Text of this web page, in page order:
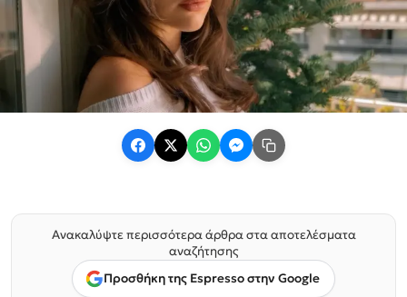
Ανακαλύψτε περισσότερα άρθρα στα αποτελέσματα
αναζήτησης
Προσθήκη της Espresso στην Google